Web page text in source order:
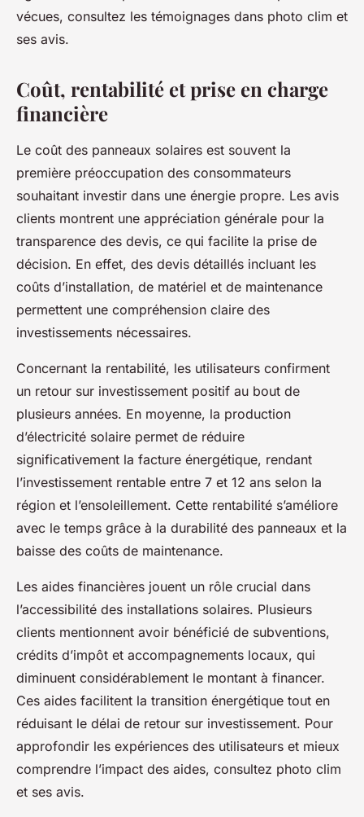
vécues, consultez les témoignages dans photo clim et
ses avis.
Coût, rentabilité et prise en charge
financière
Le coût des panneaux solaires est souvent la
première préoccupation des consommateurs
souhaitant investir dans une énergie propre. Les avis
clients montrent une appréciation générale pour la
transparence des devis, ce qui facilite la prise de
décision. En effet, des devis détaillés incluant les
coûts d’installation, de matériel et de maintenance
permettent une compréhension claire des
investissements nécessaires.
Concernant la rentabilité, les utilisateurs confirment
un retour sur investissement positif au bout de
plusieurs années. En moyenne, la production
d’électricité solaire permet de réduire
significativement la facture énergétique, rendant
l’investissement rentable entre 7 et 12 ans selon la
région et l’ensoleillement. Cette rentabilité s’améliore
avec le temps grâce à la durabilité des panneaux et la
baisse des coûts de maintenance.
Les aides financières jouent un rôle crucial dans
l’accessibilité des installations solaires. Plusieurs
clients mentionnent avoir bénéficié de subventions,
crédits d’impôt et accompagnements locaux, qui
diminuent considérablement le montant à financer.
Ces aides facilitent la transition énergétique tout en
réduisant le délai de retour sur investissement. Pour
approfondir les expériences des utilisateurs et mieux
comprendre l’impact des aides, consultez photo clim
et ses avis.